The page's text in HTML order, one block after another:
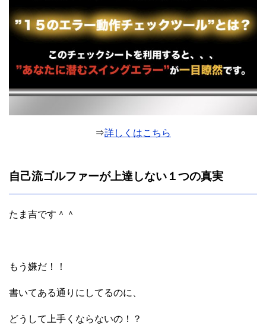
⇒詳しくはこちら
自己流ゴルファーが上達しない１つの真実
たま吉です＾＾
もう嫌だ！！
書いてある通りにしてるのに、
どうして上手くならないの！？